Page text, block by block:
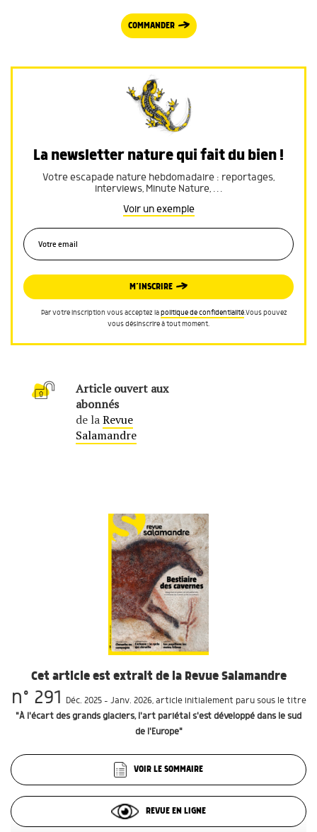
COMMANDER
La newsletter nature qui fait du bien !
Votre escapade nature hebdomadaire : reportages,
interviews, Minute Nature, …
Voir un exemple
M’INSCRIRE
Par votre inscription vous acceptez lapolitique de confidentialité.Vous pouvez
vous désinscrire à tout moment.
Article ouvert aux
abonnés
de laRevue
Salamandre
Cet article est extrait de la Revue Salamandre
n° 291 Déc. 2025 - Janv. 2026, article initialement paru sous le titre
"À l'écart des grands glaciers, l'art pariétal s'est développé dans le sud
de l'Europe"
VOIR LE SOMMAIRE
REVUE EN LIGNE